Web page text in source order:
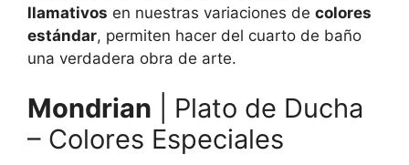
llamativos en nuestras variaciones de colores
estándar, permiten hacer del cuarto de baño
una verdadera obra de arte.
Mondrian | Plato de Ducha
– Colores Especiales